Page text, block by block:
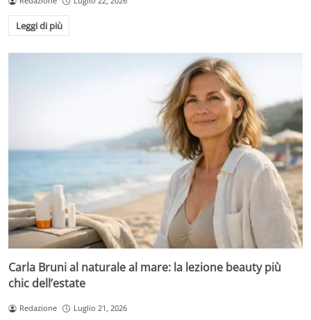
Leggi di più
Carla Bruni al naturale al mare: la lezione beauty più
chic dell’estate
Redazione Luglio 21, 2026